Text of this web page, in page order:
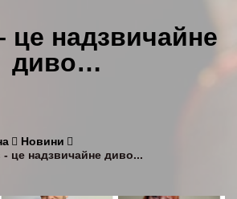
надзвичайне
диво…
Новини
це надзвичайне диво...